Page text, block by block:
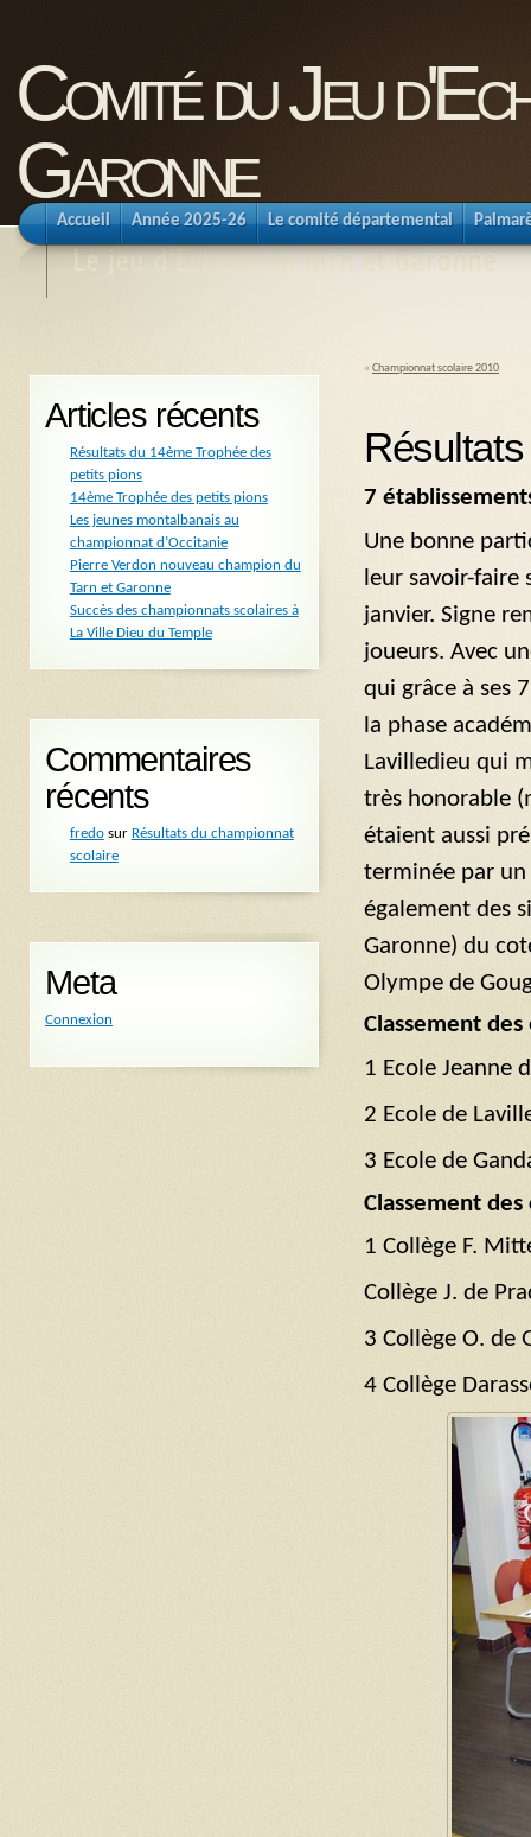
Comité du Jeu
Garonne
Le jeu d'Echecs en Tarn et Garonne
Accueil Année 2025-26 Le comité départemental
« Championnat scolaire 2010
7
Une bonne
leur savoir-faire
janvier. Signe
joueurs. Avec
qui grâce à ses
la phase
Lavilledieu qui
très honorable
étaient aussi
terminée par
également des
Garonne) du
Olympe de
Classement des
1 Ecole Jeanne
2 Ecole de
3 Ecole de
Classement des
1 Collège F.
Collège J. de
3 Collège O. de
4 Collège
Articles récents
Résultats du 14ème Trophée des
petits pions
14ème Trophée des petits pions
Les jeunes montalbanais au
championnat d’Occitanie
Pierre Verdon nouveau champion du
Tarn et Garonne
Succès des championnats scolaires à
La Ville Dieu du Temple
Commentaires
récents
fredosur Résultats du championnat
scolaire
Meta
Connexion